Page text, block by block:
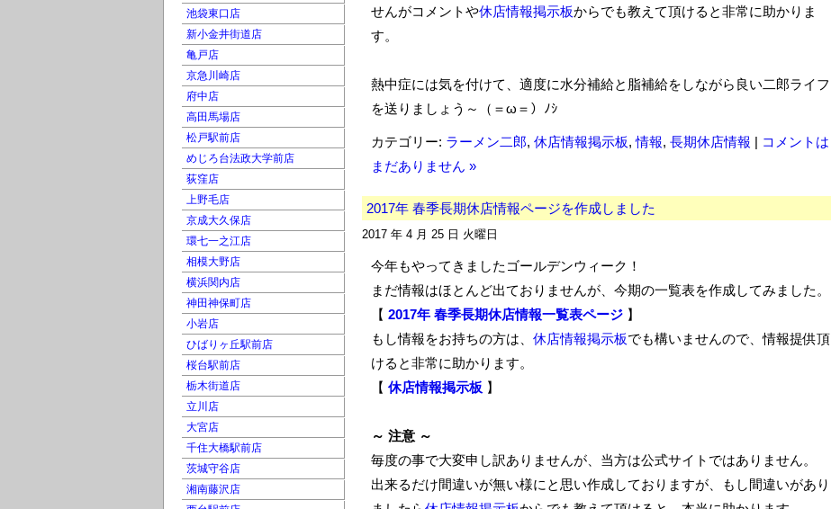
せんがコメントや休店情報掲示板からでも教えて頂けると非常に助かりま
す。
熱中症には気を付けて、適度に水分補給と脂補給をしながら良い二郎ライフ
を送りましょう～（＝ω＝）ﾉｼ
カテゴリー: ラーメン二郎, 休店情報掲示板,情報, 長期休店情報 | コメントは
まだありません »
2017年 春季長期休店情報ページを作成しました
2017 年 4 月 25 日 火曜日
今年もやってきましたゴールデンウィーク！
まだ情報はほとんど出ておりませんが、今期の一覧表を作成してみました。
【 2017年 春季長期休店情報一覧表ページ 】
もし情報をお持ちの方は、 休店情報掲示板でも構いませんので、情報提供頂
けると非常に助かります。
【 休店情報掲示板 】
～ 注意 ～
毎度の事で大変申し訳ありませんが、当方は公式サイトではありません。
出来るだけ間違いが無い様にと思い作成しておりますが、もし間違いがあり
池袋東口店
新小金井街道店
亀戸店
京急川崎店
府中店
高田馬場店
松戸駅前店
めじろ台法政大学前店
荻窪店
上野毛店
京成大久保店
環七一之江店
相模大野店
横浜関内店
神田神保町店
小岩店
ひばりヶ丘駅前店
桜台駅前店
栃木街道店
立川店
大宮店
千住大橋駅前店
茨城守谷店
湘南藤沢店